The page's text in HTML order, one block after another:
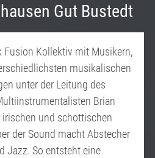
Gut Bustedt
Fusion Kollektiv mit Musikern,
musikalischen
unter der Leitung des
Brian
irischen und schottischen
der Sound macht Abstecher
Jazz. So entsteht eine